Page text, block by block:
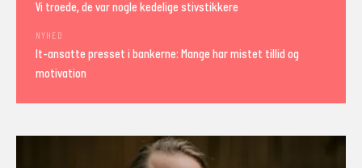
Vi troede, de var nogle kedelige stivstikkere
NYHED
It-ansatte presset i bankerne: Mange har mistet tillid og
motivation